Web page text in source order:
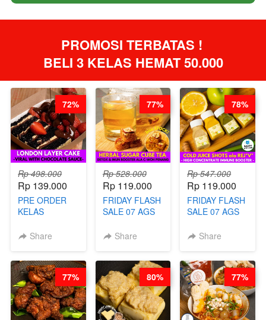
PROMOSI TERBATAS !
BELI 3 KELAS HEMAT 50.000
Rp 498.000
Rp 139.000
PRE ORDER
KELAS
LAYER CAKE -
SAUCE- BY
CHEF DITA
(TAYANG 18
AGUSTUS)
Share
72%
Rp 528.000
Rp 119.000
FRIDAY FLASH
SALE 07 AGS
HERBAL
DETOX & IMUN
BOOSTER
HITS PENANG
- BY BARISTA
ARISUDANA
Share
77%
Rp 547.000
Rp 119.000
FRIDAY FLASH
SALE 07 AGS
JUICE SHOTS
CONCENTRATE
IMMUNE
BOOSTER BY
BARISTA
ARISUDANA
Share
78%
77% 80% 77%